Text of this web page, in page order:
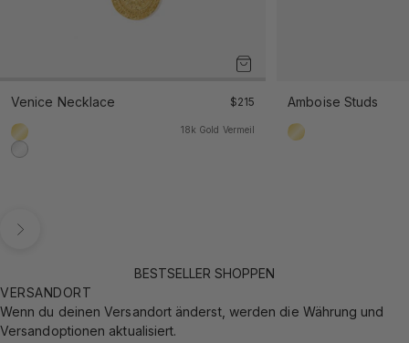
Venice Necklace Angebot
$215
18k Gold Vermeil
925 Sterling Silber
18k Gold Vermeil
Amboise Studs
18k Gold Vermeil
BESTSELLER SHOPPEN
VERSANDORT
Wenn du deinen Versandort änderst, werden die Währung und
Versandoptionen aktualisiert.